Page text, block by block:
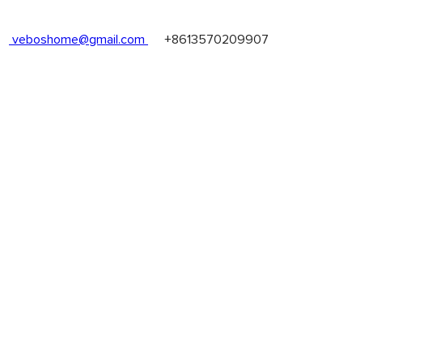
veboshome@gmail.com +8613570209907